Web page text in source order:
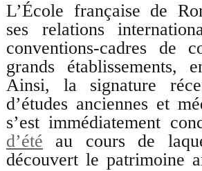
L’École française de
ses relations
conventions-cadres de
grands
Ainsi, la signature
d’études anciennes et
s’est immédiatement
d’été au cours de
découvert le patrimoine